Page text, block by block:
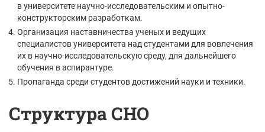
в университете научно-исследовательским и опытно-
конструкторским разработкам.
Организация наставничества ученых и ведущих
специалистов университета над студентами для вовлечения
их в научно-исследовательскую среду, для дальнейшего
обучения в аспирантуре.
Пропаганда среди студентов достижений науки и техники.
Структура СНО